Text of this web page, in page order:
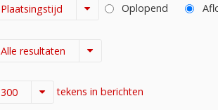
Plaatsingstijd Oplopend
Alle resultaten
300 tekens in berichten